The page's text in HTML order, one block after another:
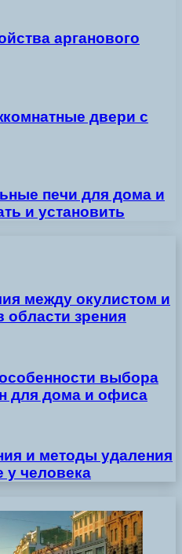
арганового
двери с
печи для дома и
и установить
между окулистом и
зрения
выбора
для дома и офиса
и методы удаления
у человека